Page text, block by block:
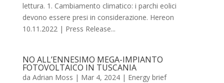
lettura. 1. Cambiamento climatico: i parchi eolici
devono essere presi in considerazione. Hereon
10.11.2022 | Press Release...
NO ALL’ENNESIMO MEGA-IMPIANTO
FOTOVOLTAICO IN TUSCANIA
da Adrian Moss | Mar 4, 2024| Energy brief